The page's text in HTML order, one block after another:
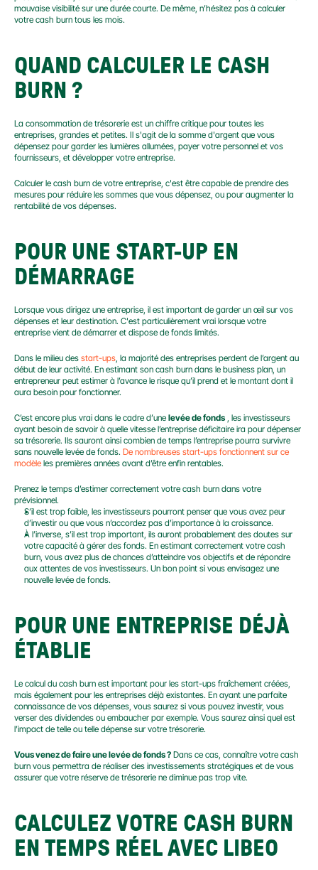
mauvaise visibilité sur une durée courte. De même, n’hésitez pas à calculer
votre cash burn tous les mois.
QUAND CALCULER LE CASH
BURN ?
La consommation de trésorerie est un chiffre critique pour toutes les
entreprises, grandes et petites. Il s'agit de la somme d'argent que vous
dépensez pour garder les lumières allumées, payer votre personnel et vos
fournisseurs, et développer votre entreprise.
Calculer le cash burn de votre entreprise, c'est être capable de prendre des
mesures pour réduire les sommes que vous dépensez, ou pour augmenter la
rentabilité de vos dépenses.
POUR UNE START-UP EN
DÉMARRAGE
Lorsque vous dirigez une entreprise, il est important de garder un œil sur vos
dépenses et leur destination. C'est particulièrement vrai lorsque votre
entreprise vient de démarrer et dispose de fonds limités.
Dans le milieu des start-ups, la majorité des entreprises perdent de l’argent au
début de leur activité. En estimant son cash burn dans le business plan, un
entrepreneur peut estimer à l’avance le risque qu’il prend et le montant dont il
aura besoin pour fonctionner.
C’est encore plus vrai dans le cadre d’une levée de fonds , les investisseurs
ayant besoin de savoir à quelle vitesse l’entreprise déficitaire ira pour dépenser
sa trésorerie. Ils sauront ainsi combien de temps l’entreprise pourra survivre
sans nouvelle levée de fonds. De nombreuses start-ups fonctionnent sur ce
modèle les premières années avant d’être enfin rentables.
Prenez le temps d’estimer correctement votre cash burn dans votre
prévisionnel.
S’il est trop faible, les investisseurs pourront penser que vous avez peur
d’investir ou que vous n’accordez pas d’importance à la croissance.
À l’inverse, s’il est trop important, ils auront probablement des doutes sur
votre capacité à gérer des fonds. En estimant correctement votre cash
burn, vous avez plus de chances d’atteindre vos objectifs et de répondre
aux attentes de vos investisseurs. Un bon point si vous envisagez une
nouvelle levée de fonds.
POUR UNE ENTREPRISE DÉJÀ
ÉTABLIE
Le calcul du cash burn est important pour les start-ups fraîchement créées,
mais également pour les entreprises déjà existantes. En ayant une parfaite
connaissance de vos dépenses, vous saurez si vous pouvez investir, vous
verser des dividendes ou embaucher par exemple. Vous saurez ainsi quel est
l’impact de telle ou telle dépense sur votre trésorerie.
Vous venez de faire une levée de fonds ? Dans ce cas, connaître votre cash
burn vous permettra de réaliser des investissements stratégiques et de vous
assurer que votre réserve de trésorerie ne diminue pas trop vite.
CALCULEZ VOTRE CASH BURN
EN TEMPS RÉEL AVEC LIBEO